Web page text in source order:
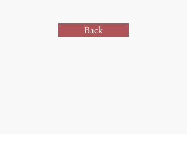
Back